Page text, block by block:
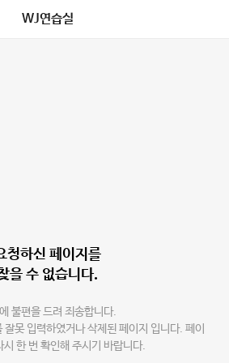
WJ연습실
청하신 페이지를
을 수 없습니다.
불편을 드려 죄송합니다.
못 입력하였거나 삭제된 페이지 입니다. 페이
시 한 번 확인해 주시기 바랍니다.